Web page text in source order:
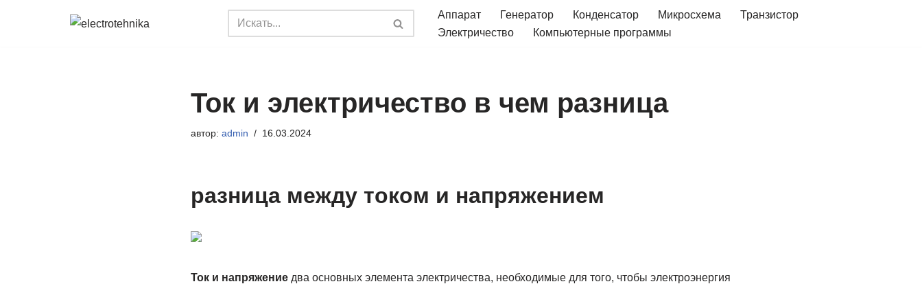
Аппарат Генератор Конденсатор Микросхема
Транзистор
Электричество
Компьютерные программы
Ток и электричество в чем разница
автор: admin 16.03.2024
разница между током и напряжением
Ток и напряжениедва основных элемента электричества, необходимые для того, чтобы электроэнергия